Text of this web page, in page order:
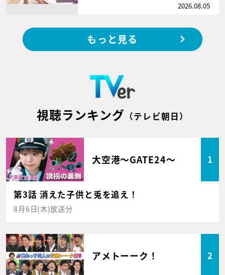
2026.08.05
もっと見る
視聴ランキング （テレビ朝日）
大空港～GATE24～ 1
第3話 消えた子供と兎を追え！
8月6日(木)放送分
アメトーーク！ 2